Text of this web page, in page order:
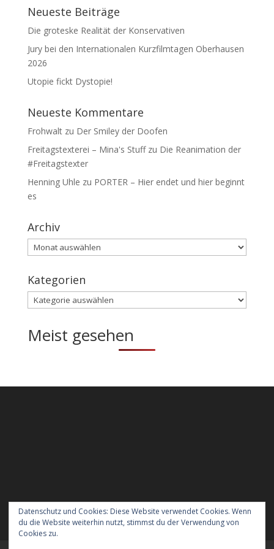
Neueste Beiträge
Die groteske Realität der Konservativen
Jury bei den Internationalen Kurzfilmtagen Oberhausen
2026
Utopie fickt Dystopie!
Neueste Kommentare
Frohwaltzu Der Smiley der Doofen
Freitagstexterei – Mina's Stuffzu Die Reanimation der
#Freitagstexter
Henning Uhle zu PORTER – Hier endet und hier beginnt
es
Archiv
Archiv
Kategorien
Kategorien
Meist gesehen
Datenschutz und Cookies: Diese Website verwendet Cookies. Wenn
du die Website weiterhin nutzt, stimmst du der Verwendung von
Cookies zu.